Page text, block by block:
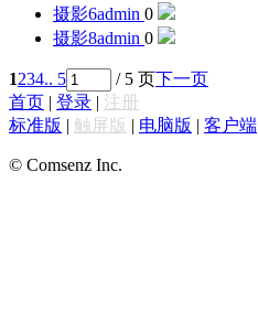
摄影6admin 0
摄影8admin 0
1234.. 5 / 5 页下一页
首页 | 登录 | 注册
标准版 | 触屏版 | 电脑版 | 客户端
© Comsenz Inc.